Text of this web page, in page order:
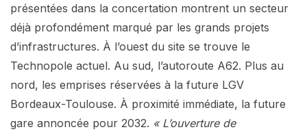
présentées dans la concertation montrent un secteur
déjà profondément marqué par les grands projets
d’infrastructures. À l’ouest du site se trouve le
Technopole actuel. Au sud, l’autoroute A62. Plus au
nord, les emprises réservées à la future LGV
Bordeaux-Toulouse. À proximité immédiate, la future
gare annoncée pour 2032. « L’ouverture de